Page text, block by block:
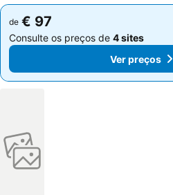
de € 97
Consulte os preços de 4 sites
Ver preços
de € 97
Consulte os preços de 4 sites
Ver preços